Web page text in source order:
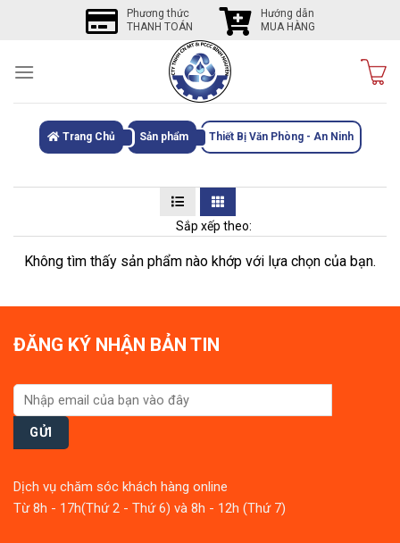
Phương thức
THANH TOÁN
Hướng dẫn
MUA HÀNG
Trang Chủ Sản phẩm Thiết Bị Văn Phòng - An Ninh
Sắp xếp theo:
Không tìm thấy sản phẩm nào khớp với lựa chọn của bạn.
ĐĂNG KÝ NHẬN BẢN TIN
Dịch vụ chăm sóc khách hàng online
Từ 8h - 17h(Thứ 2 - Thứ 6) và 8h - 12h (Thứ 7)